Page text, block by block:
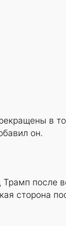
в
он.
после
сторона